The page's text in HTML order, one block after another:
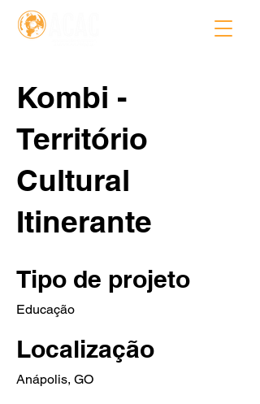
Kombi -
Território
Cultural
Itinerante
Tipo de projeto
Educação
Localização
Anápolis, GO